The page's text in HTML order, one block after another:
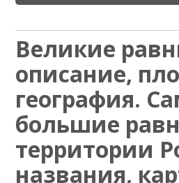
Великие
описание,
география.
большие
территории
названия,